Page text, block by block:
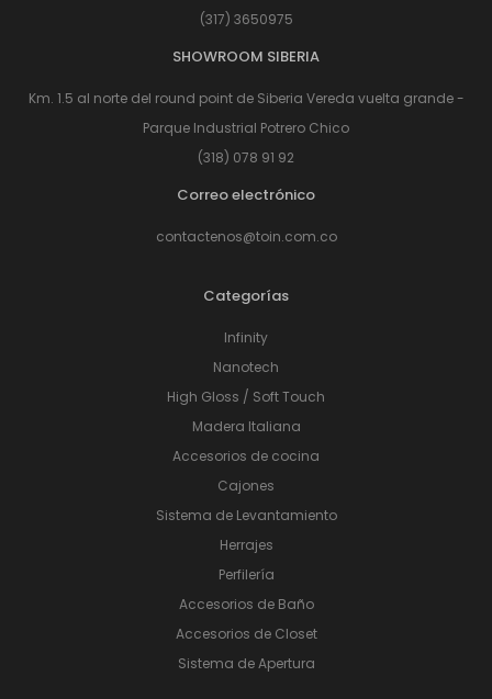
(317) 3650975
SHOWROOM SIBERIA
Km. 1.5 al norte del round point de Siberia Vereda vuelta grande -
Parque Industrial Potrero Chico
(318) 078 91 92
Correo electrónico
contactenos@toin.com.co
Categorías
Infinity
Nanotech
High Gloss / Soft Touch
Madera Italiana
Accesorios de cocina
Cajones
Sistema de Levantamiento
Herrajes
Perfilería
Accesorios de Baño
Accesorios de Closet
Sistema de Apertura